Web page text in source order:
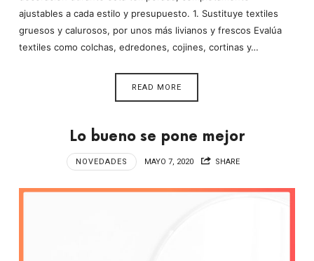
ajustables a cada estilo y presupuesto. 1. Sustituye textiles
gruesos y calurosos, por unos más livianos y frescos Evalúa
textiles como colchas, edredones, cojines, cortinas y…
READ MORE
Lo bueno se pone mejor
NOVEDADES MAYO 7, 2020 SHARE